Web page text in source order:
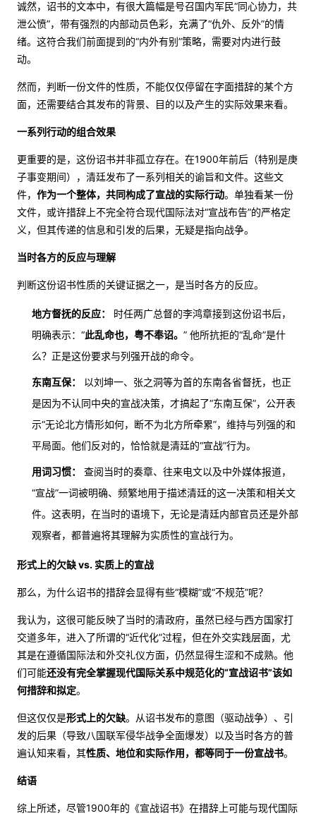
诚然，诏书的文本中，有很大篇幅是号召国内军民“同心协力，共
泄公愤”，带有强烈的内部动员色彩，充满了“仇外、反外”的情
绪。这符合我们前面提到的“内外有别”策略，需要对内进行鼓
动。
然而，判断一份文件的性质，不能仅仅停留在字面措辞的某个方
面，还需要结合其发布的背景、目的以及产生的实际效果来看。
一系列行动的组合效果
更重要的是，这份诏书并非孤立存在。在1900年前后（特别是庚
子事变期间），清廷发布了一系列相关的谕旨和文件。这些文
件， 作为一个整体，共同构成了宣战的实际行动。单独看某一份
文件，或许措辞上不完全符合现代国际法对“宣战布告”的严格定
义，但其传递的信息和引发的后果，无疑是指向战争。
当时各方的反应与理解
判断这份诏书性质的关键证据之一，是当时各方的反应。
地方督抚的反应：
时任两广总督的李鸿章接到这份诏书后，
明确表示：“此乱命也，粤不奉诏。 ” 他所抗拒的“乱命”是什
么？正是这份要求与列强开战的命令。
东南互保：
以刘坤一、张之洞等为首的东南各省督抚，也正
是因为不认同中央的宣战决策，才搞起了“东南互保”，公开表
示“无论北方情形如何，断不为北方所牵累”，维持与列强的和
平局面。他们反对的，恰恰就是清廷的“宣战”行为。
用词习惯：
查阅当时的奏章、往来电文以及中外媒体报道，
“宣战”一词被明确、频繁地用于描述清廷的这一决策和相关文
件。这表明，在当时的语境下，无论是清廷内部官员还是外部
观察者，都普遍将其理解为实质性的宣战行为。
形式上的欠缺 vs. 实质上的宣战
那么，为什么诏书的措辞会显得有些“模糊”或“不规范”呢？
我认为，这很可能反映了当时的清政府，虽然已经与西方国家打
交道多年，进入了所谓的“近代化”过程，但在外交实践层面，尤
其是在遵循国际法和外交礼仪方面，仍然显得生涩和不成熟。他
们可能还没有完全掌握现代国际关系中规范化的“宣战诏书”该如
何措辞和拟定。
但这仅仅是形式上的欠缺。从诏书发布的意图（驱动战争）、引
发的后果（导致八国联军侵华战争全面爆发）以及当时各方的普
遍认知来看，其性质、地位和实际作用，都等同于一份宣战书。
结语
综上所述，尽管1900年的《宣战诏书》在措辞上可能与现代国际